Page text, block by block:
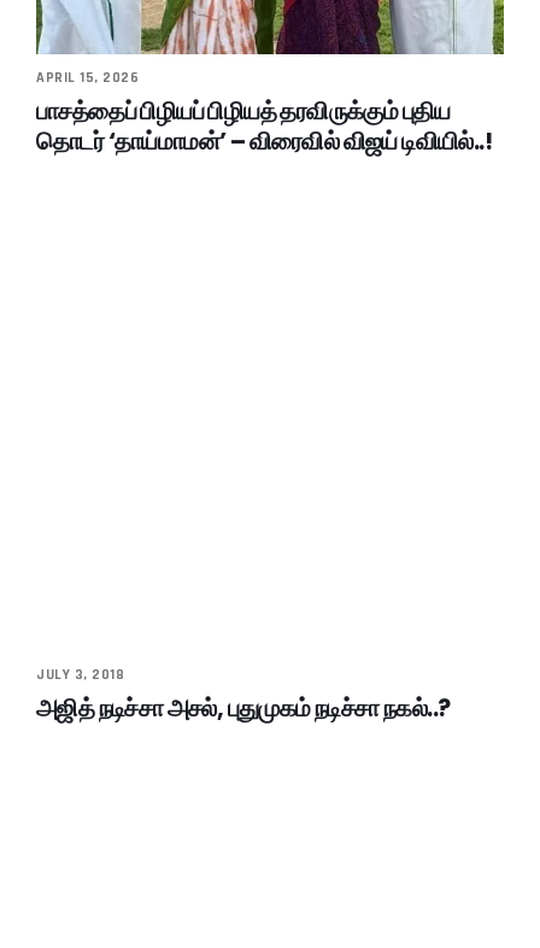
APRIL 15, 2026
பாசத்தைப் பிழியப் பிழியத் தரவிருக்கும் புதிய
தொடர் ‘தாய்மாமன்’ – விரைவில் விஜய் டிவியில்..!
JULY 3, 2018
அஜித் நடிச்சா அசல், புதுமுகம் நடிச்சா நகல்..?